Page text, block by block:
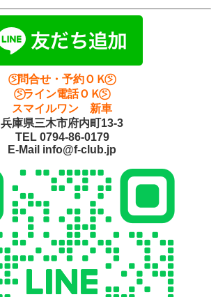
⍩⃝問合せ・予約ＯＫ⍩⃝
⍩⃝ライン電話ＯＫ⍩⃝
スマイルワン 新車
兵庫県三木市府内町13-3
TEL 0794-86-0179
E-Mail info@f-club.jp